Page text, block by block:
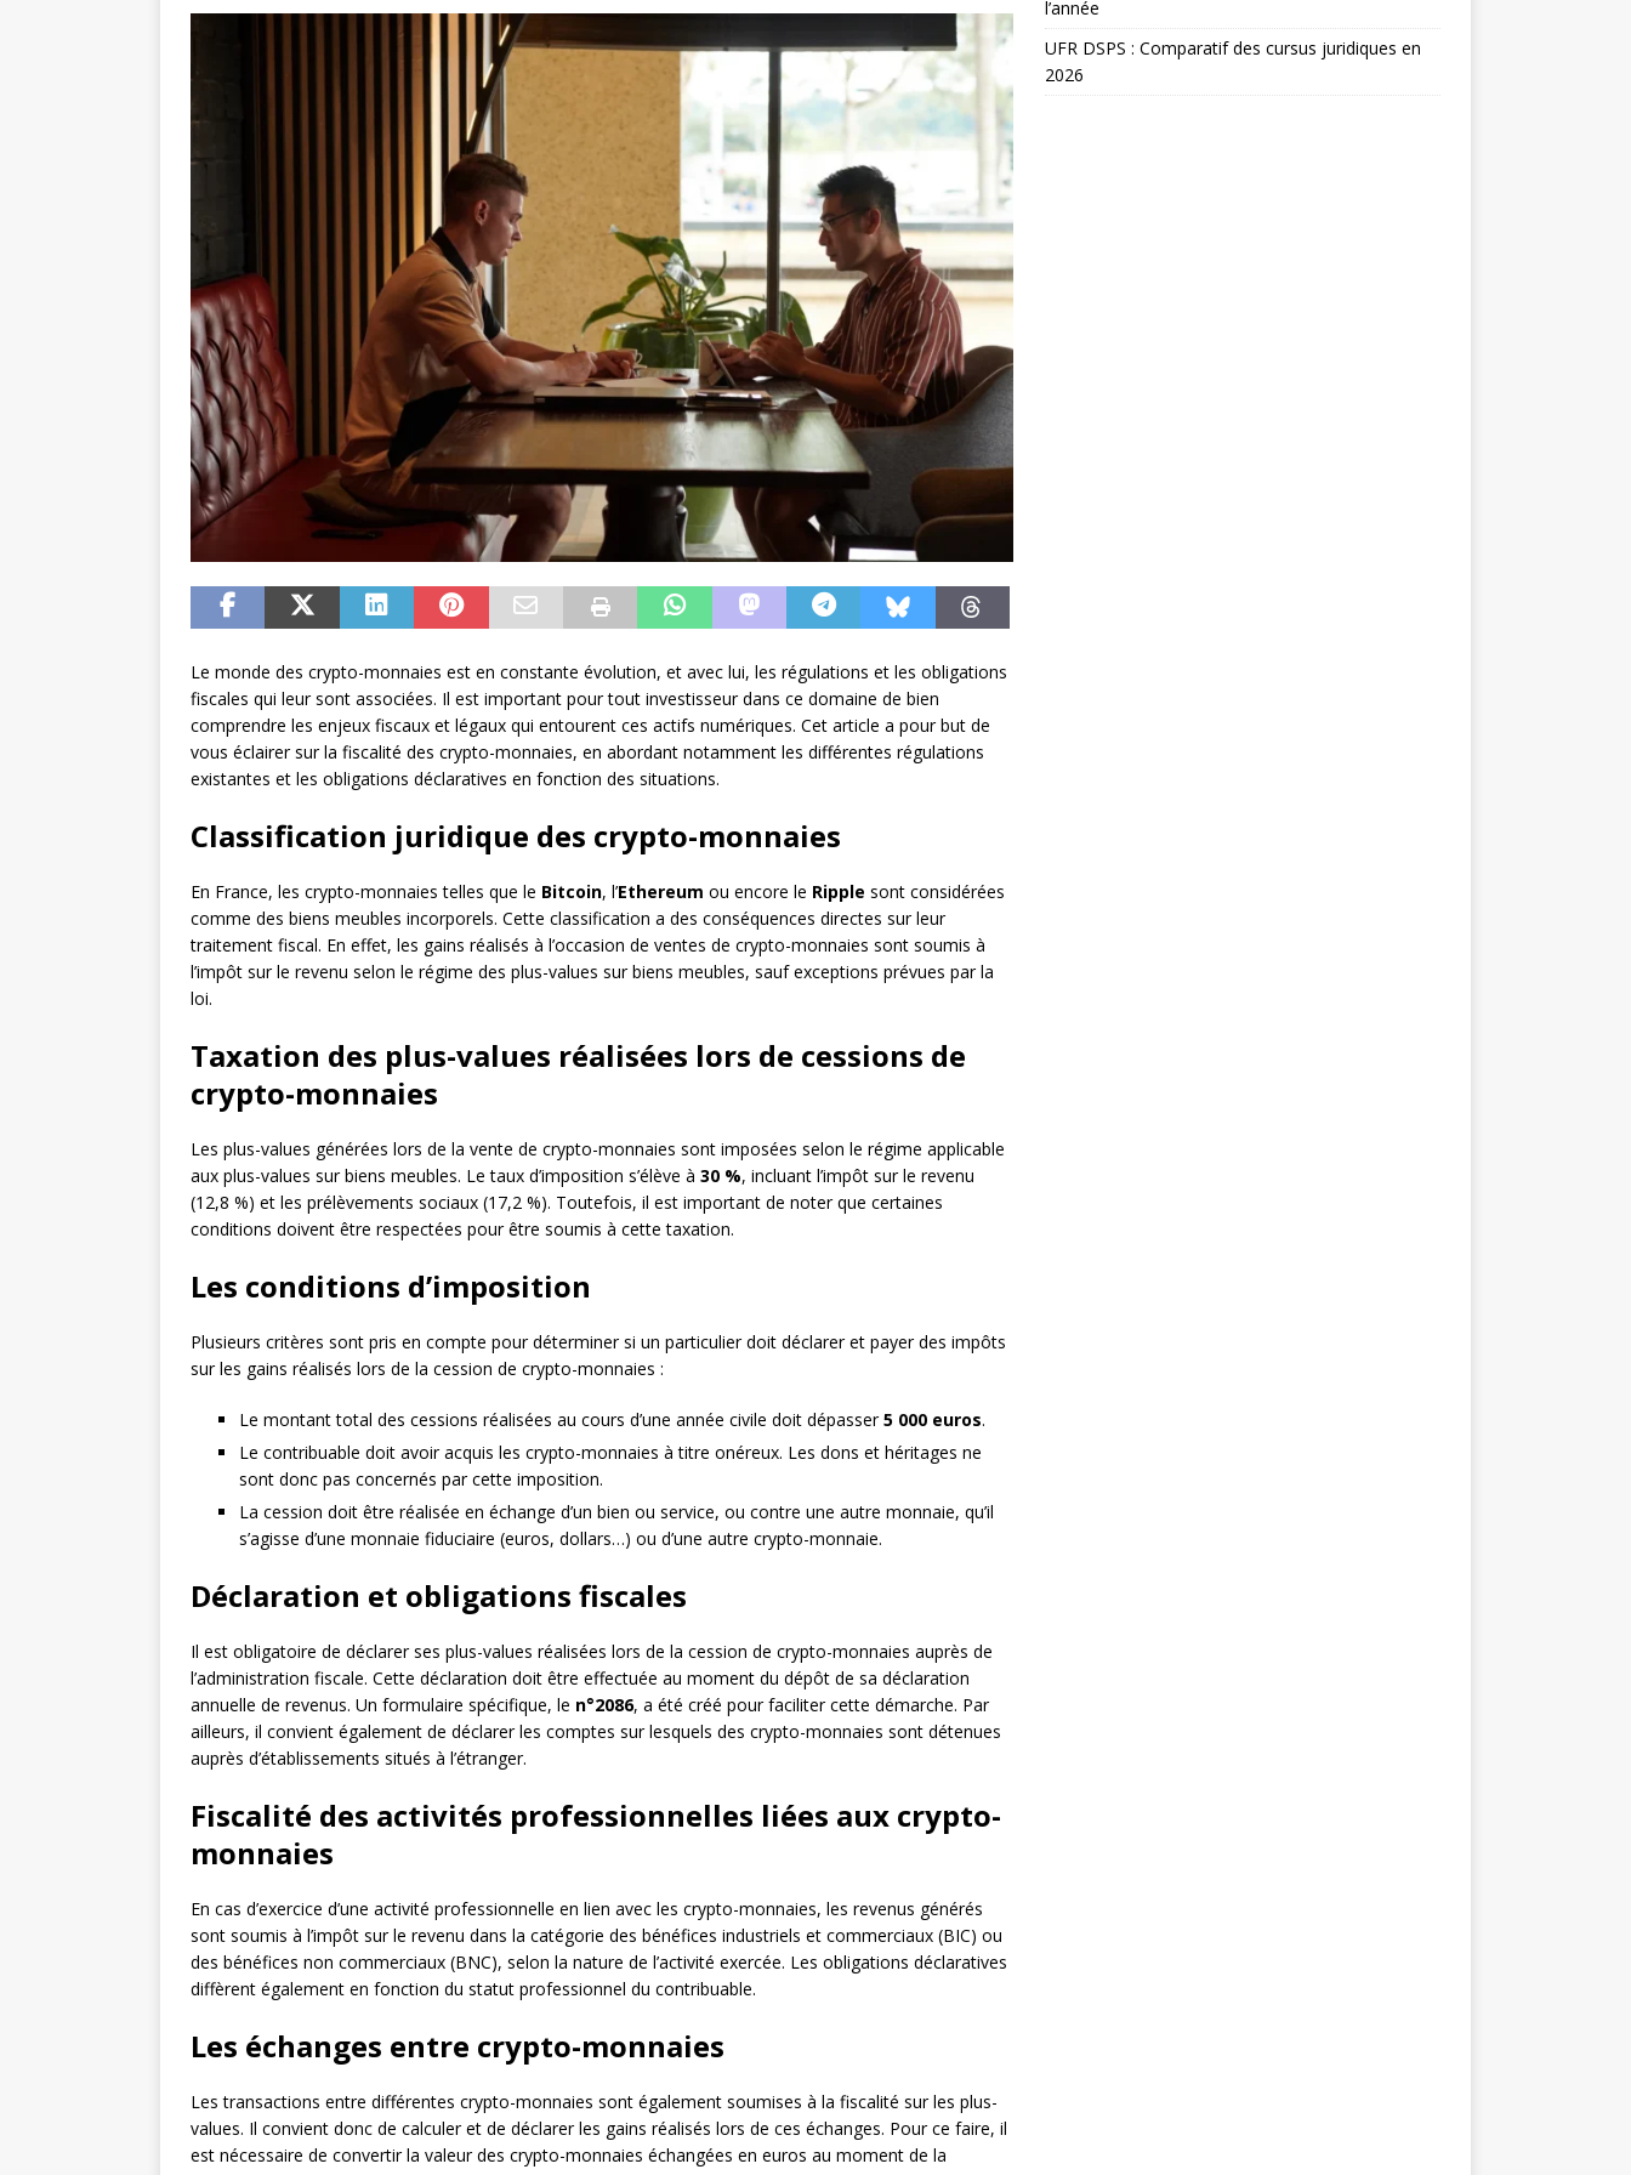
Le monde des crypto-monnaies est en constante évolution, et avec lui, les régulations et les obligations
fiscales qui leur sont associées. Il est important pour tout investisseur dans ce domaine de bien
comprendre les enjeux fiscaux et légaux qui entourent ces actifs numériques. Cet article a pour but de
vous éclairer sur la fiscalité des crypto-monnaies, en abordant notamment les différentes régulations
existantes et les obligations déclaratives en fonction des situations.
Classification juridique des crypto-monnaies
En France, les crypto-monnaies telles que le Bitcoin, l’Ethereum ou encore le Ripple sont considérées
comme des biens meubles incorporels. Cette classification a des conséquences directes sur leur
traitement fiscal. En effet, les gains réalisés à l’occasion de ventes de crypto-monnaies sont soumis à
l’impôt sur le revenu selon le régime des plus-values sur biens meubles, sauf exceptions prévues par la
loi.
Taxation des plus-values réalisées lors de cessions de
crypto-monnaies
Les plus-values générées lors de la vente de crypto-monnaies sont imposées selon le régime applicable
aux plus-values sur biens meubles. Le taux d’imposition s’élève à 30 %, incluant l’impôt sur le revenu
(12,8 %) et les prélèvements sociaux (17,2 %). Toutefois, il est important de noter que certaines
conditions doivent être respectées pour être soumis à cette taxation.
Les conditions d’imposition
Plusieurs critères sont pris en compte pour déterminer si un particulier doit déclarer et payer des impôts
sur les gains réalisés lors de la cession de crypto-monnaies :
Le montant total des cessions réalisées au cours d’une année civile doit dépasser5 000 euros.
Le contribuable doit avoir acquis les crypto-monnaies à titre onéreux. Les dons et héritages ne
sont donc pas concernés par cette imposition.
La cession doit être réalisée en échange d’un bien ou service, ou contre une autre monnaie, qu’il
s’agisse d’une monnaie fiduciaire (euros, dollars…) ou d’une autre crypto-monnaie.
Déclaration et obligations fiscales
Il est obligatoire de déclarer ses plus-values réalisées lors de la cession de crypto-monnaies auprès de
l’administration fiscale. Cette déclaration doit être effectuée au moment du dépôt de sa déclaration
annuelle de revenus. Un formulaire spécifique, le n°2086, a été créé pour faciliter cette démarche. Par
ailleurs, il convient également de déclarer les comptes sur lesquels des crypto-monnaies sont détenues
auprès d’établissements situés à l’étranger.
Fiscalité des activités professionnelles liées aux crypto-
monnaies
En cas d’exercice d’une activité professionnelle en lien avec les crypto-monnaies, les revenus générés
sont soumis à l’impôt sur le revenu dans la catégorie des bénéfices industriels et commerciaux (BIC) ou
des bénéfices non commerciaux (BNC), selon la nature de l’activité exercée. Les obligations déclaratives
diffèrent également en fonction du statut professionnel du contribuable.
Les échanges entre crypto-monnaies
Les transactions entre différentes crypto-monnaies sont également soumises à la fiscalité sur les plus-
values. Il convient donc de calculer et de déclarer les gains réalisés lors de ces échanges. Pour ce faire, il
est nécessaire de convertir la valeur des crypto-monnaies échangées en euros au moment de la
l’année
UFR DSPS : Comparatif des cursus juridiques en
2026